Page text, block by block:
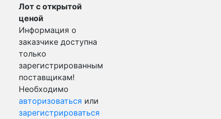
Лот с открытой
ценой
Информация о
заказчике доступна
только
зарегистрированным
поставщикам!
Необходимо
авторизоваться или
зарегистрироваться